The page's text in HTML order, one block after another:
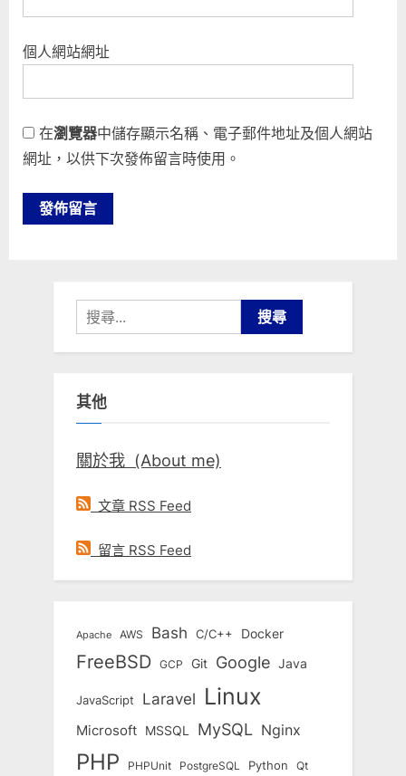
個人網站網址
在瀏覽器中儲存顯示名稱、電子郵件地址及個人網站
網址，以供下次發佈留言時使用。
搜
尋
關
字:
其他
關於我 (About me)
文章 RSS Feed
留言 RSS Feed
Apache AWS Bash C/C++ Docker
FreeBSD GCP Git Google Java
JavaScript Laravel Linux
Microsoft MSSQL MySQL Nginx
PHP PHPUnit PostgreSQL Python Qt